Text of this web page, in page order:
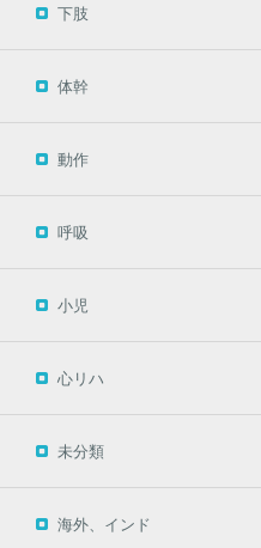
下肢
体幹
動作
呼吸
小児
心リハ
未分類
海外、インド